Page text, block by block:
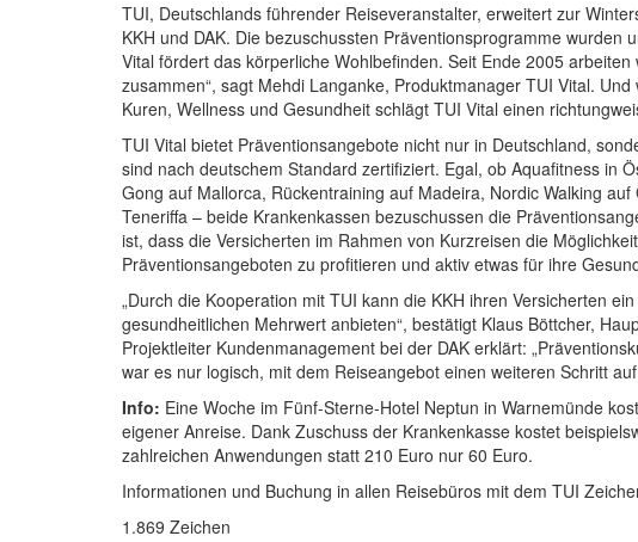
TUI, Deutschlands führender Reiseveranstalter, erweitert zur
KKH und DAK. Die bezuschussten Präventionsprogramme wurden
Vital fördert das körperliche Wohlbefinden. Seit Ende 2005
zusammen“, sagt Mehdi Langanke, Produktmanager TUI Vital.
Kuren, Wellness und Gesundheit schlägt TUI Vital einen
TUI Vital bietet Präventionsangebote nicht nur in Deutschland,
sind nach deutschem Standard zertifiziert. Egal, ob Aquafitness in
Gong auf Mallorca, Rückentraining auf Madeira, Nordic Walking
Teneriffa – beide Krankenkassen bezuschussen die
ist, dass die Versicherten im Rahmen von Kurzreisen die
Präventionsangeboten zu profitieren und aktiv etwas für ihre
„Durch die Kooperation mit TUI kann die KKH ihren Versicherten
gesundheitlichen Mehrwert anbieten“, bestätigt Klaus Böttcher,
Projektleiter Kundenmanagement bei der DAK erklärt:
war es nur logisch, mit dem Reiseangebot einen weiteren Schritt
Info: Eine Woche im Fünf-Sterne-Hotel Neptun in Warnemünde
eigener Anreise. Dank Zuschuss der Krankenkasse kostet
zahlreichen Anwendungen statt 210 Euro nur 60 Euro.
Informationen und Buchung in allen Reisebüros mit dem TUI
1.869 Zeichen